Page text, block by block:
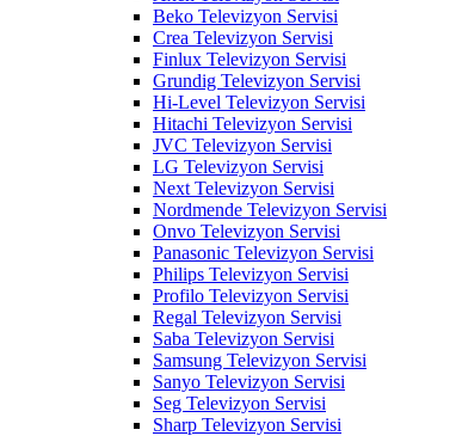
Beko Televizyon Servisi
Crea Televizyon Servisi
Finlux Televizyon Servisi
Grundig Televizyon Servisi
Hi-Level Televizyon Servisi
Hitachi Televizyon Servisi
JVC Televizyon Servisi
LG Televizyon Servisi
Next Televizyon Servisi
Nordmende Televizyon Servisi
Onvo Televizyon Servisi
Panasonic Televizyon Servisi
Philips Televizyon Servisi
Profilo Televizyon Servisi
Regal Televizyon Servisi
Saba Televizyon Servisi
Samsung Televizyon Servisi
Sanyo Televizyon Servisi
Seg Televizyon Servisi
Sharp Televizyon Servisi